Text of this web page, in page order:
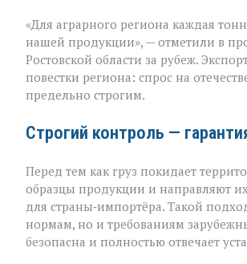
«Для аграрного региона каждая
нашей продукции», — отметили в
Ростовской области за рубеж.
повестки региона: спрос на
предельно строгим.
Строгий контроль —
Перед тем как груз покидает
образцы продукции и направляют
для страны‑импортёра. Такой
нормам, но и требованиям
безопасна и полностью отвечает